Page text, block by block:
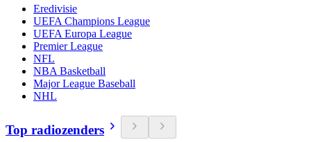
Eredivisie
UEFA Champions League
UEFA Europa League
Premier League
NFL
NBA Basketball
Major League Baseball
NHL
Top radiozenders